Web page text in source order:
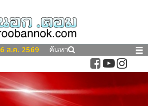
6 ส.ค. 2569 ค้นหา ☰